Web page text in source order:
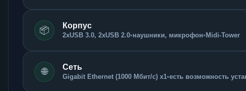
📦 Корпус
2xUSB 3.0, 2xUSB 2.0•наушники, микрофон• Midi-Tower
🌐 Сеть
Gigabit Ethernet (1000 Мбит/с) x1•есть возможность